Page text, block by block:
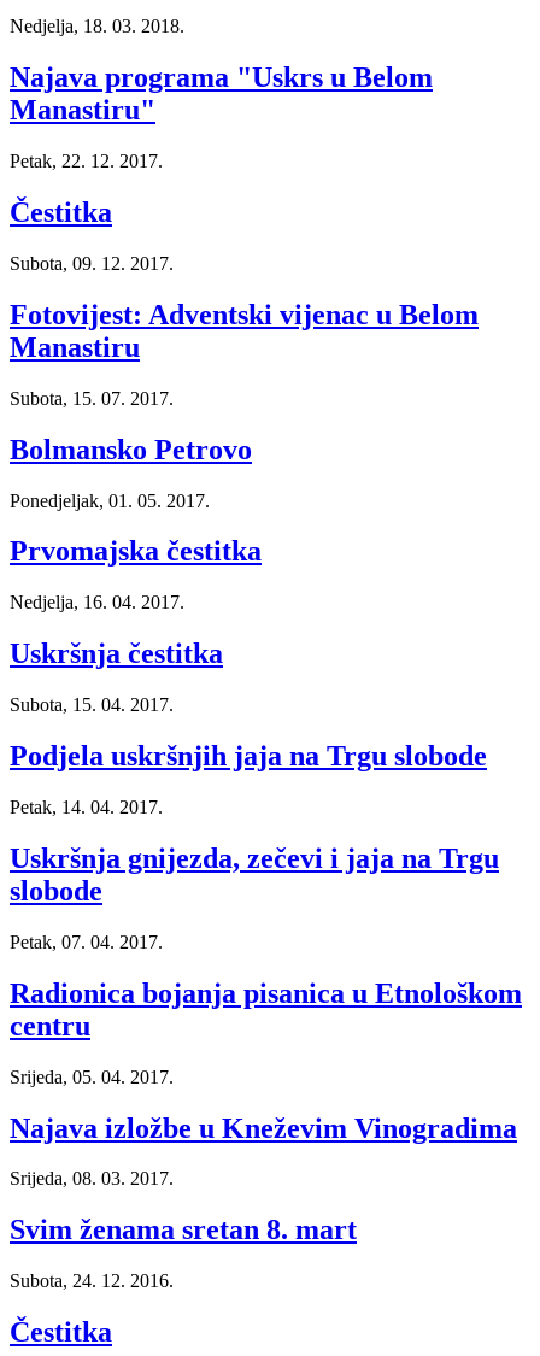
Nedjelja, 18. 03. 2018.
Najava programa "Uskrs u Belom
Manastiru"
Petak, 22. 12. 2017.
Čestitka
Subota, 09. 12. 2017.
Fotovijest: Adventski vijenac u Belom
Manastiru
Subota, 15. 07. 2017.
Bolmansko Petrovo
Ponedjeljak, 01. 05. 2017.
Prvomajska čestitka
Nedjelja, 16. 04. 2017.
Uskršnja čestitka
Subota, 15. 04. 2017.
Podjela uskršnjih jaja na Trgu slobode
Petak, 14. 04. 2017.
Uskršnja gnijezda, zečevi i jaja na Trgu
slobode
Petak, 07. 04. 2017.
Radionica bojanja pisanica u Etnološkom
centru
Srijeda, 05. 04. 2017.
Najava izložbe u Kneževim Vinogradima
Srijeda, 08. 03. 2017.
Svim ženama sretan 8. mart
Subota, 24. 12. 2016.
Čestitka